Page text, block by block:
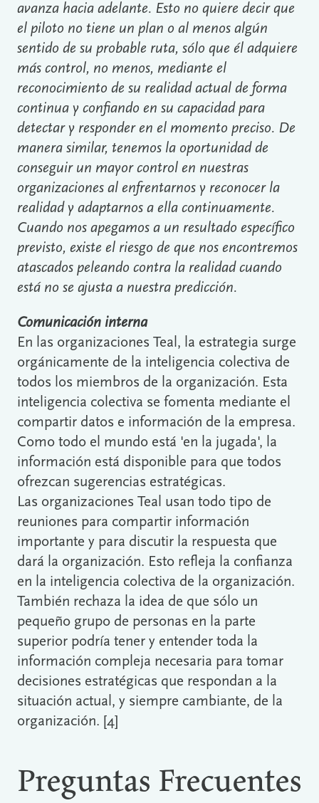
avanza hacia adelante. Esto no quiere decir que
el piloto no tiene un plan o al menos algún
sentido de su probable ruta, sólo que él adquiere
más control, no menos, mediante el
reconocimiento de su realidad actual de forma
continua y confiando en su capacidad para
detectar y responder en el momento preciso. De
manera similar, tenemos la oportunidad de
conseguir un mayor control en nuestras
organizaciones al enfrentarnos y reconocer la
realidad y adaptarnos a ella continuamente.
Cuando nos apegamos a un resultado específico
previsto, existe el riesgo de que nos encontremos
atascados peleando contra la realidad cuando
está no se ajusta a nuestra predicción.
Comunicación interna
En las organizaciones Teal, la estrategia surge
orgánicamente de la inteligencia colectiva de
todos los miembros de la organización. Esta
inteligencia colectiva se fomenta mediante el
compartir datos e información de la empresa.
Como todo el mundo está 'en la jugada', la
información está disponible para que todos
ofrezcan sugerencias estratégicas.
Las organizaciones Teal usan todo tipo de
reuniones para compartir información
importante y para discutir la respuesta que
dará la organización. Esto refleja la confianza
en la inteligencia colectiva de la organización.
También rechaza la idea de que sólo un
pequeño grupo de personas en la parte
superior podría tener y entender toda la
información compleja necesaria para tomar
decisiones estratégicas que respondan a la
situación actual, y siempre cambiante, de la
organización. [4]
Preguntas Frecuentes